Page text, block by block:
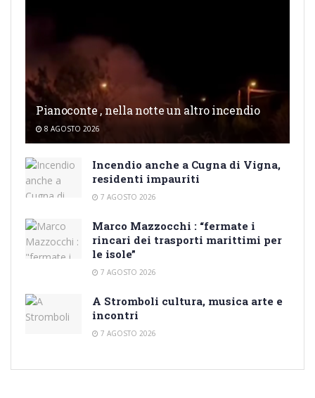
Pianoconte , nella notte un altro incendio
8 AGOSTO 2026
Incendio anche a Cugna di Vigna,
residenti impauriti
7 AGOSTO 2026
Marco Mazzocchi : “fermate i
rincari dei trasporti marittimi per
le isole”
7 AGOSTO 2026
A Stromboli cultura, musica arte e
incontri
7 AGOSTO 2026